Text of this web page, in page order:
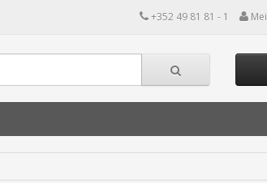
+352 49 81 81 - 1